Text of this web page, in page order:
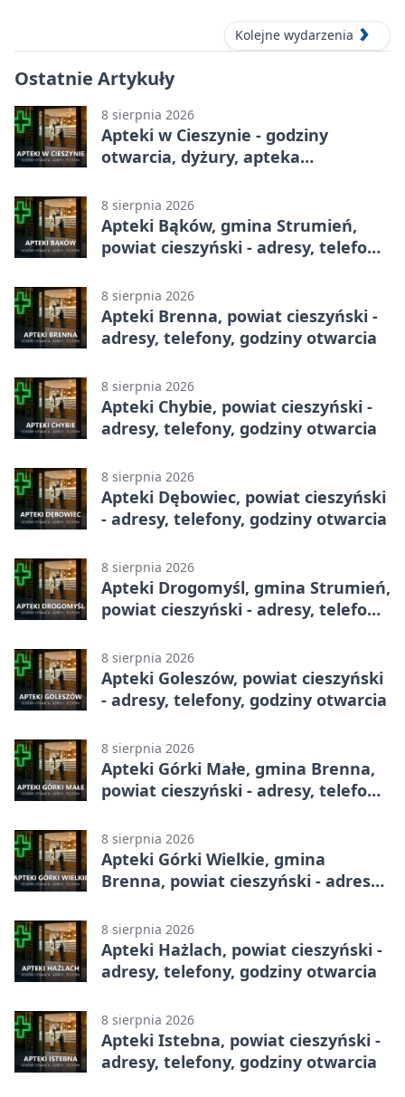
Kolejne wydarzenia
Ostatnie Artykuły
8 sierpnia 2026
Apteki w Cieszynie - godziny
otwarcia, dyżury, apteka
8 sierpnia 2026
Apteki Bąków, gmina Strumień,
powiat cieszyński - adresy, telefony,
8 sierpnia 2026
Apteki Brenna, powiat cieszyński -
adresy, telefony, godziny otwarcia
8 sierpnia 2026
Apteki Chybie, powiat cieszyński -
adresy, telefony, godziny otwarcia
8 sierpnia 2026
Apteki Dębowiec, powiat cieszyński
- adresy, telefony, godziny otwarcia
8 sierpnia 2026
Apteki Drogomyśl, gmina Strumień,
powiat cieszyński - adresy, telefony,
8 sierpnia 2026
Apteki Goleszów, powiat cieszyński
- adresy, telefony, godziny otwarcia
8 sierpnia 2026
Apteki Górki Małe, gmina Brenna,
powiat cieszyński - adresy, telefony,
8 sierpnia 2026
Apteki Górki Wielkie, gmina
Brenna, powiat cieszyński - adresy,
8 sierpnia 2026
Apteki Hażlach, powiat cieszyński -
adresy, telefony, godziny otwarcia
8 sierpnia 2026
Apteki Istebna, powiat cieszyński -
adresy, telefony, godziny otwarcia